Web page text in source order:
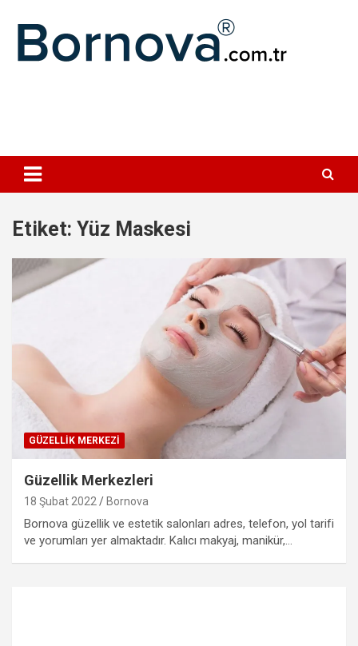
Etiket: Yüz Maskesi
GÜZELLIK MERKEZI
Güzellik Merkezleri
18 Şubat 2022 Bornova
Bornova güzellik ve estetik salonları adres, telefon, yol tarifi
ve yorumları yer almaktadır. Kalıcı makyaj, manikür,…